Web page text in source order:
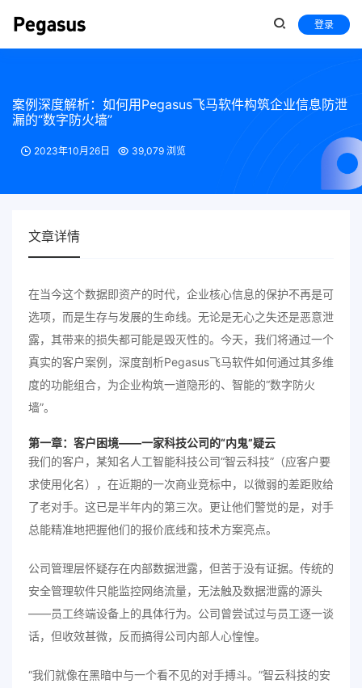
登录
案例深度解析：如何用Pegasus飞马软件构筑企业信息防泄
漏的“数字防火墙”
2023年10月26日 39,079 浏览
文章详情
在当今这个数据即资产的时代，企业核心信息的保护不再是可
选项，而是生存与发展的生命线。无论是无心之失还是恶意泄
露，其带来的损失都可能是毁灭性的。今天，我们将通过一个
真实的客户案例，深度剖析Pegasus飞马软件如何通过其多维
度的功能组合，为企业构筑一道隐形的、智能的“数字防火
墙”。
第一章：客户困境——一家科技公司的“内鬼”疑云
我们的客户，某知名人工智能科技公司“智云科技”（应客户要
求使用化名），在近期的一次商业竞标中，以微弱的差距败给
了老对手。这已是半年内的第三次。更让他们警觉的是，对手
总能精准地把握他们的报价底线和技术方案亮点。
公司管理层怀疑存在内部数据泄露，但苦于没有证据。传统的
安全管理软件只能监控网络流量，无法触及数据泄露的源头
——员工终端设备上的具体行为。公司曾尝试过与员工逐一谈
话，但收效甚微，反而搞得公司内部人心惶惶。
“我们就像在黑暗中与一个看不见的对手搏斗。”智云科技的安